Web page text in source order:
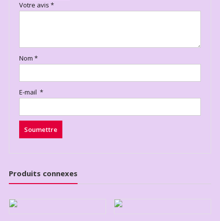
Votre avis *
Nom *
E-mail *
Produits connexes